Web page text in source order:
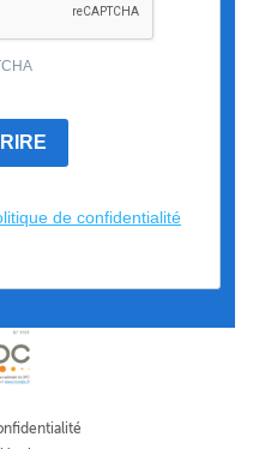
de confidentialité